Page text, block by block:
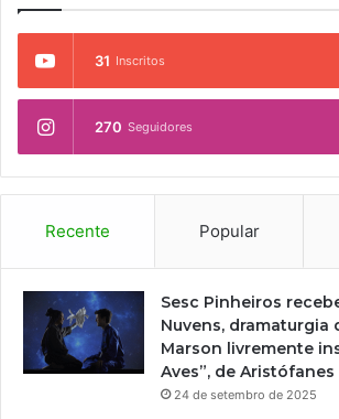
31 Inscritos
270 Seguidores
Recente Popular
Sesc Pinheiros
Nuvens, dramaturgia
Marson livremente
Aves”, de Aristófanes
24 de setembro de 2025